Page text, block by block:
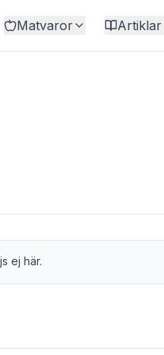
Matvaror Artiklar
ej här.